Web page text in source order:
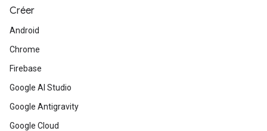
Créer
Android
Chrome
Firebase
Google AI Studio
Google Antigravity
Google Cloud